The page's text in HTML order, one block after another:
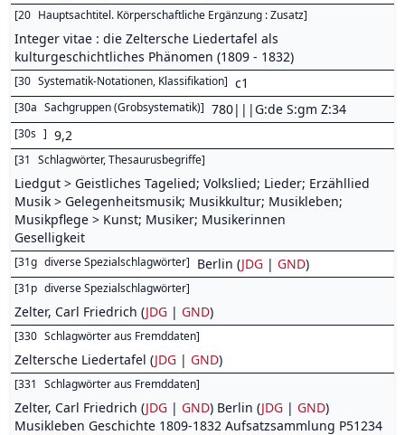
[20 Hauptsachtitel. Körperschaftliche Ergänzung : Zusatz]
Integer vitae : die Zeltersche Liedertafel als
kulturgeschichtliches Phänomen (1809 - 1832)
[30 Systematik-Notationen, Klassifikation] c1
[30a Sachgruppen (Grobsystematik)] 780|||G:de S:gm Z:34
[30s ] 9,2
[31 Schlagwörter, Thesaurusbegriffe]
Liedgut > Geistliches Tagelied; Volkslied; Lieder; Erzähllied
Musik > Gelegenheitsmusik; Musikkultur; Musikleben;
Musikpflege > Kunst; Musiker; Musikerinnen
Geselligkeit
[31g diverse Spezialschlagwörter] Berlin (JDG | GND)
[31p diverse Spezialschlagwörter]
Zelter, Carl Friedrich (JDG | GND)
[330 Schlagwörter aus Fremddaten]
Zeltersche Liedertafel (JDG | GND)
[331 Schlagwörter aus Fremddaten]
Zelter, Carl Friedrich (JDG | GND) Berlin (JDG | GND)
Musikleben Geschichte 1809-1832 Aufsatzsammlung P51234